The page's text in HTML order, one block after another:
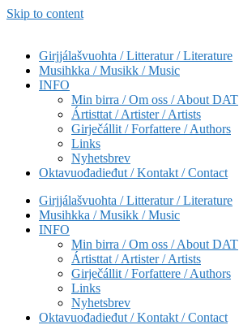
Skip to content
Girjjálašvuohta / Litteratur / Literature
Musihkka / Musikk / Music
INFO
Min birra / Om oss / About DAT
Ártisttat / Artister / Artists
Girječállit / Forfattere / Authors
Links
Nyhetsbrev
Oktavuođadieđut / Kontakt / Contact
Girjjálašvuohta / Litteratur / Literature
Musihkka / Musikk / Music
INFO
Min birra / Om oss / About DAT
Ártisttat / Artister / Artists
Girječállit / Forfattere / Authors
Links
Nyhetsbrev
Oktavuođadieđut / Kontakt / Contact